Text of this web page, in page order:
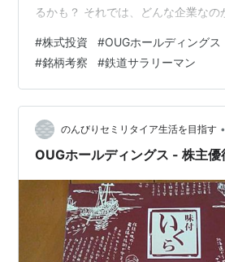
るかも？ それでは、どんな企業なの
察していきましょう！【この記事は
内容です。】 1.OUGHDは何の企業
算と2025年3月期の見通し 3.現在の
1.OUGHDは何の企業？ OUGHDは
等での水産物卸売を核として水産物
#株式投資 #OUGホールディングス
#銘柄考察 #鉄道サラリーマン
のんびりセミリタイア生活を目指す •
OUGホールディングス - 株主